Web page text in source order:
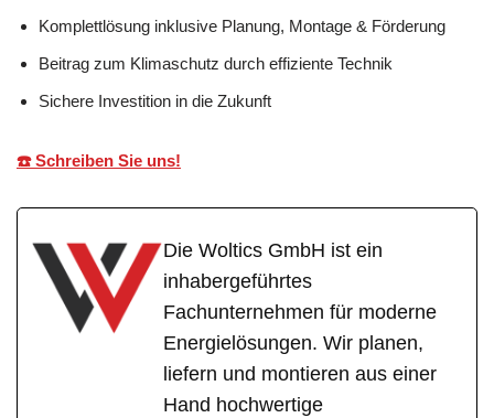
Komplettlösung inklusive Planung, Montage & Förderung
Beitrag zum Klimaschutz durch effiziente Technik
Sichere Investition in die Zukunft
☎️ Schreiben Sie uns!
Die Woltics GmbH ist ein
inhabergeführtes
Fachunternehmen für moderne
Energielösungen. Wir planen,
liefern und montieren aus einer
Hand hochwertige